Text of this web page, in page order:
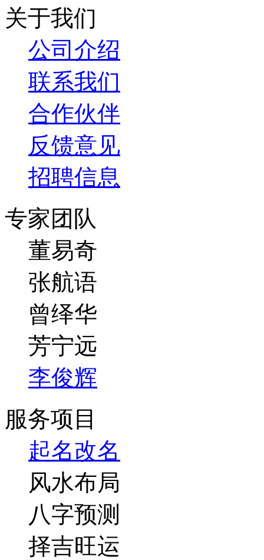
关于我们
公司介绍
联系我们
合作伙伴
反馈意见
招聘信息
专家团队
董易奇
张航语
曾绎华
芳宁远
李俊辉
服务项目
起名改名
风水布局
八字预测
择吉旺运